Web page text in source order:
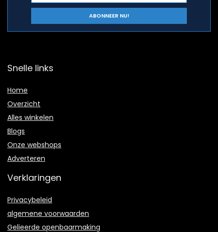
Snelle links
Home
Overzicht
Alles winkelen
Blogs
Onze webshops
Adverteren
Verklaringen
Privacybeleid
algemene voorwaarden
Gelieerde openbaarmaking